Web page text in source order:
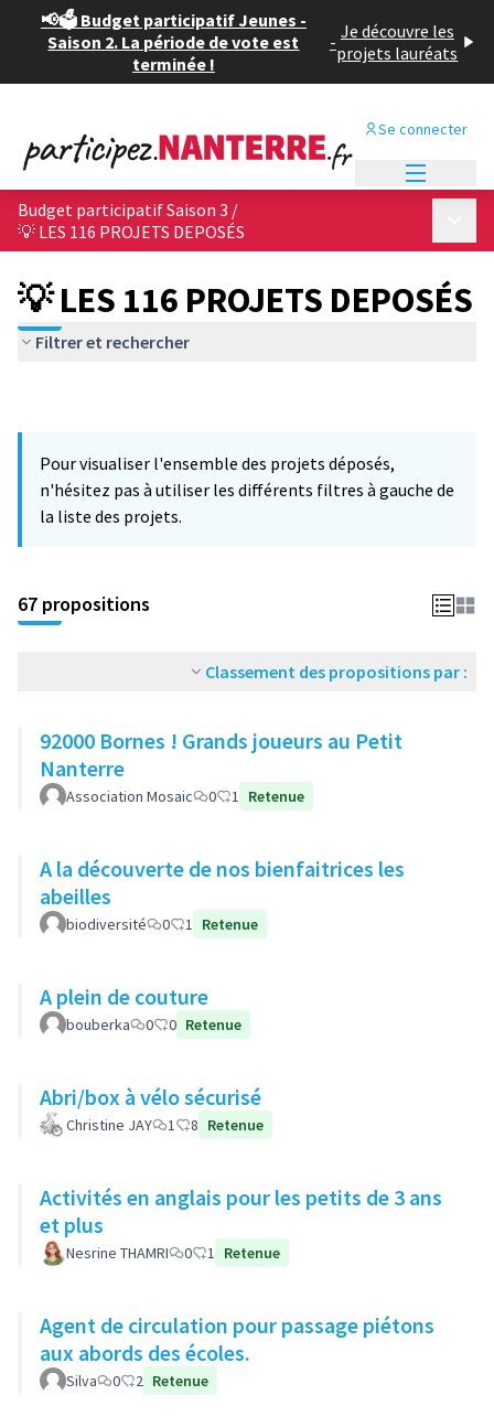
📢🗳️ Budget participatif Jeunes -
Saison 2. La période de vote est
terminée !
- Je découvre les
projets lauréats
Se connecter
Budget participatif Saison 3 /
💡 LES 116 PROJETS DEPOSÉS
💡 LES 116 PROJETS DEPOSÉS
Filtrer et rechercher
Pour visualiser l'ensemble des projets déposés,
n'hésitez pas à utiliser les différents filtres à gauche de
la liste des projets.
67 propositions
Classement des propositions par :
92000 Bornes ! Grands joueurs au Petit
Nanterre
Association Mosaic 0 1 Retenue
A la découverte de nos bienfaitrices les
abeilles
biodiversité 0 1 Retenue
A plein de couture
bouberka 0 0 Retenue
Abri/box à vélo sécurisé
Christine JAY 1 8 Retenue
Activités en anglais pour les petits de 3 ans
et plus
Nesrine THAMRI 0 1 Retenue
Agent de circulation pour passage piétons
aux abords des écoles.
Silva 0 2 Retenue